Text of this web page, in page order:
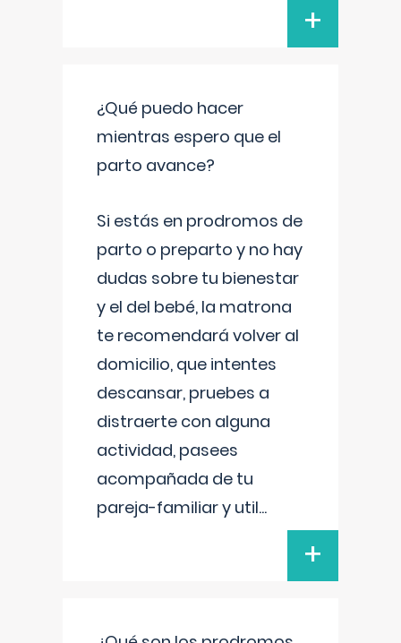
+
¿Qué puedo hacer
mientras espero que el
parto avance?
Si estás en prodromos de
parto o preparto y no hay
dudas sobre tu bienestar
y el del bebé, la matrona
te recomendará volver al
domicilio, que intentes
descansar, pruebes a
distraerte con alguna
actividad, pasees
acompañada de tu
pareja-familiar y util...
+